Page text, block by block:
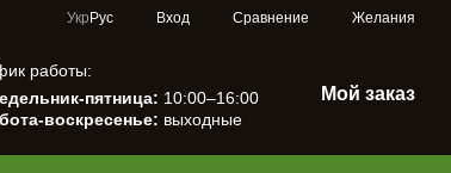
Укр Рус Вход Сравнение Желания
работы:
пятница: 10:00–16:00
воскресенье: выходные
Мой заказ